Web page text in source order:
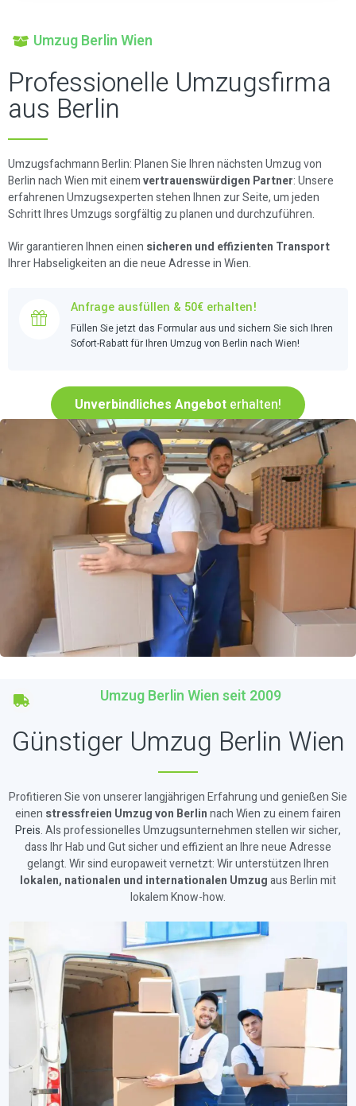
Umzug Berlin Wien
Professionelle Umzugsfirma
aus Berlin
Umzugsfachmann Berlin: Planen Sie Ihren nächsten Umzug von
Berlin nach Wien mit einemvertrauenswürdigen Partner: Unsere
erfahrenen Umzugsexperten stehen Ihnen zur Seite, um jeden
Schritt Ihres Umzugs sorgfältig zu planen und durchzuführen.
Wir garantieren Ihnen einen sicheren und effizienten Transport
Ihrer Habseligkeiten an die neue Adresse in Wien.
Anfrage ausfüllen & 50€ erhalten!
Füllen Sie jetzt das Formular aus und sichern Sie sich Ihren
Sofort-Rabatt für Ihren Umzug von Berlin nach Wien!
Unverbindliches Angebot erhalten!
Umzug Berlin Wien seit 2009
Günstiger Umzug Berlin Wien
Profitieren Sie von unserer langjährigen Erfahrung und genießen Sie
einen stressfreien Umzug von Berlinnach Wien zu einem fairen
Preis. Als professionelles Umzugsunternehmen stellen wir sicher,
dass Ihr Hab und Gut sicher und effizient an Ihre neue Adresse
gelangt. Wir sind europaweit vernetzt: Wir unterstützen Ihren
lokalen, nationalen und internationalen Umzugaus Berlin mit
lokalem Know-how.